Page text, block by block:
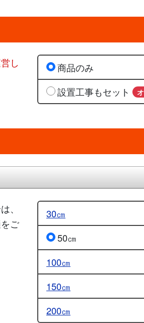
し
商品のみ
設置工事もセット
、
ご
30㎝
50㎝
100㎝
150㎝
200㎝